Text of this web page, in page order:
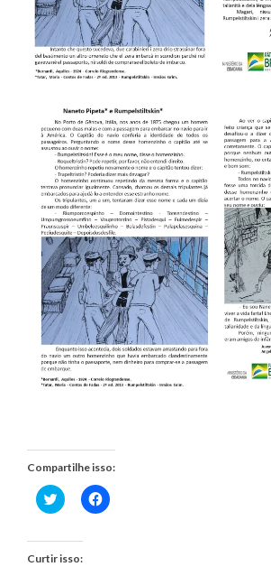
Compartilhe isso:
Clique
para
Twitter(abre
em
nova
Clique
para
Curtir isso: